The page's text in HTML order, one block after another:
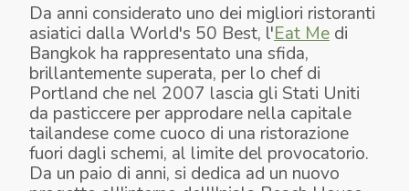
Da anni considerato uno dei migliori ristoranti
asiatici dalla World's 50 Best, l'Eat Me di
Bangkok ha rappresentato una sfida,
brillantemente superata, per lo chef di
Portland che nel 2007 lascia gli Stati Uniti
da pasticcere per approdare nella capitale
tailandese come cuoco di una ristorazione
fuori dagli schemi, al limite del provocatorio.
Da un paio di anni, si dedica ad un nuovo